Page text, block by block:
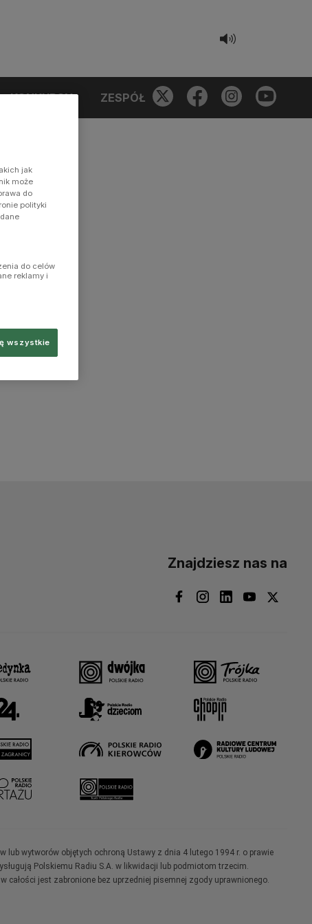
KONKURSY ZESPÓŁ
Znajdziesz nas na
wytworów objętych ochroną Ustawy z dnia 4 lutego 1994 r. o prawie
Polskiemu Radiu S.A. w likwidacji lub podmiotom trzecim.
jest zabronione bez uprzedniej pisemnej zgody uprawnionego.
jak
może
do
polityki
do celów
reklamy i
wszystkie